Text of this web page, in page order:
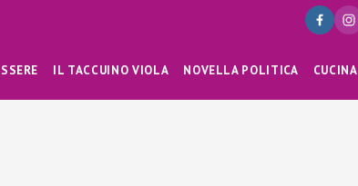
IL TACCUINO VIOLA NOVELLA POLITICA CUCINA